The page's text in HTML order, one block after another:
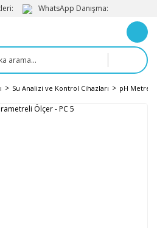
WhatsApp Danışma:
Su Analizi ve Kontrol Cihazları pH Metre